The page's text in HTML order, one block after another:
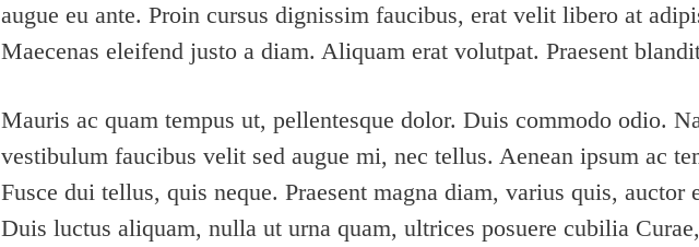
augue eu ante. Proin cursus dignissim faucibus, erat velit libero at
Maecenas eleifend justo a diam. Aliquam erat volutpat. Praesent
Mauris ac quam tempus ut, pellentesque dolor. Duis commodo odio.
vestibulum faucibus velit sed augue mi, nec tellus. Aenean ipsum ac
Fusce dui tellus, quis neque. Praesent magna diam, varius quis, auctor
Duis luctus aliquam, nulla ut urna quam, ultrices posuere cubilia